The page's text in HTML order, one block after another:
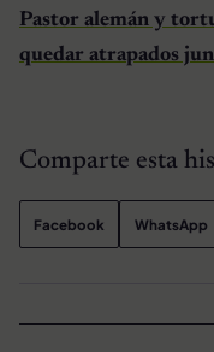
Pastor alemán y
quedar atrapados
Comparte esta
Facebook WhatsApp